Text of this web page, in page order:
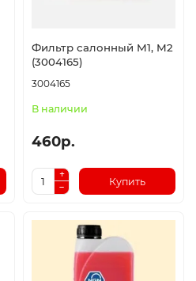
Фильтр салонный M1, M2
(3004165)
3004165
В наличии
460р.
Купить